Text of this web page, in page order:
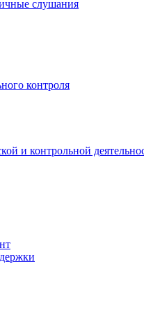
слушания
контроля
и контрольной